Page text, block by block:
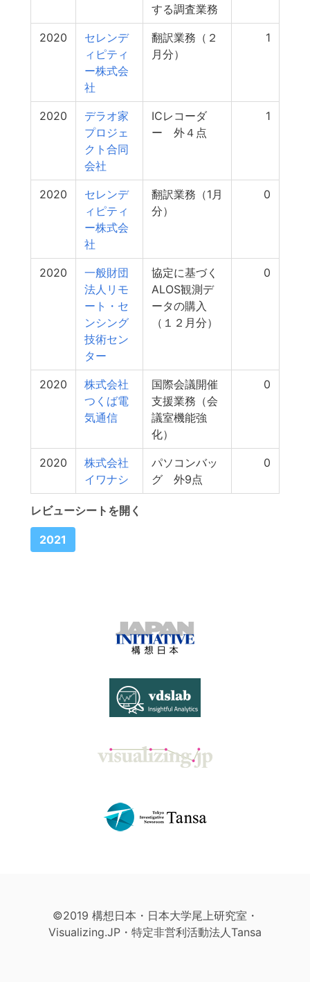
する調査業務
2020
セレンデ
ィピティ
ー株式会
社
翻訳業務（２
月分）
1
2020
デラオ家
プロジェ
クト合同
会社
ICレコーダ
ー 外４点
1
2020
セレンデ
ィピティ
ー株式会
社
翻訳業務（1月
分）
0
2020
一般財団
法人リモ
ート・セ
ンシング
技術セン
ター
協定に基づく
ALOS観測デ
ータの購入
（１２月分）
0
2020
株式会社
つくば電
気通信
国際会議開催
支援業務（会
議室機能強
化）
0
2020
株式会社
イワナシ
パソコンバッ
グ 外9点
0
レビューシートを開く
2021
©2019 構想日本・日本大学尾上研究室・
Visualizing.JP・特定非営利活動法人Tansa